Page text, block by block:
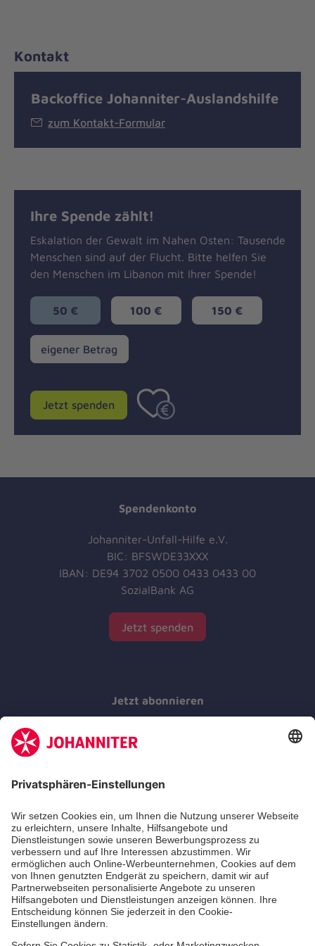
Kontakt
Backoffice Johanniter-Auslandshilfe
zum Kontakt-Formular
Ihre Spende zählt!
Eskalation der Gewalt im Nahen Osten: Tausende
Menschen sind auf der Flucht. Bitte helfen Sie
den Menschen im Libanon mit Ihrer Spende!
50 € 100 € 150 €
eigener
Betrag
eigener Betrag
Jetzt spenden
Spendenkonto
Johanniter-Unfall-Hilfe e.V.
BIC: BFSWDE33XXX
IBAN: DE94 3702 0500 0433 0433 00
SozialBank AG
Jetzt spenden
Jetzt abonnieren
Abständen über unsere Arbeit.
Zertifizierung der Johanniter-Unfall-Hilfe e.V.